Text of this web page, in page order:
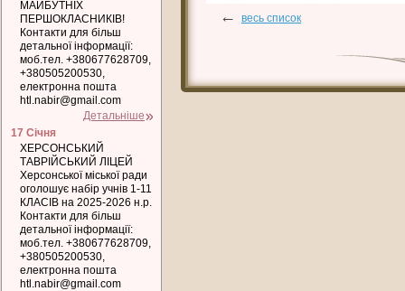
← весь список
МАЙБУТНІХ
ПЕРШОКЛАСНИКІВ!
Контакти для більш
детальної інформації:
моб.тел. +380677628709,
+380505200530,
електронна пошта
htl.nabir@gmail.com
Детальніше
17 Січня
ХЕРСОНСЬКИЙ
ТАВРІЙСЬКИЙ ЛІЦЕЙ
Херсонської міської ради
оголошує набір учнів 1-11
КЛАСІВ на 2025-2026 н.р.
Контакти для більш
детальної інформації:
моб.тел. +380677628709,
+380505200530,
електронна пошта
htl.nabir@gmail.com